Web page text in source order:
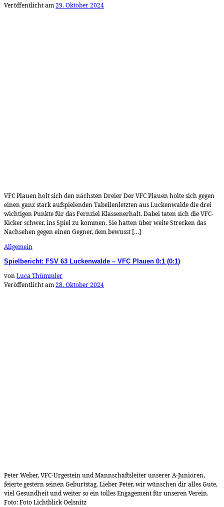
Veröffentlicht am29. Oktober 2024
VFC Plauen holt sich den nächsten Dreier Der VFC Plauen holte sich gegen
einen ganz stark aufspielenden Tabellenletzten aus Luckenwalde die drei
wichtigen Punkte für das Fernziel Klassenerhalt. Dabei taten sich die VFC-
Kicker schwer, ins Spiel zu kommen. Sie hatten über weite Strecken das
Nachsehen gegen einen Gegner, dem bewusst […]
Allgemein
Spielbericht: FSV 63 Luckenwalde – VFC Plauen 0:1 (0:1)
vonLuca Thümmler
Veröffentlicht am28. Oktober 2024
Peter Weber, VFC-Urgestein und Mannschaftsleiter unserer A-Junioren,
feierte gestern seinen Geburtstag. Lieber Peter, wir wünschen dir alles Gute,
viel Gesundheit und weiter so ein tolles Engagement für unseren Verein.
Foto: Foto Lichtblick Oelsnitz